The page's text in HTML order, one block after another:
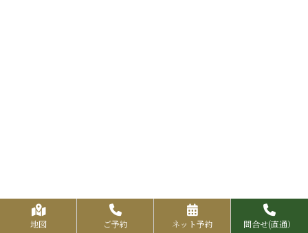
地図 ご予約 ネット予約 問合せ(直通）